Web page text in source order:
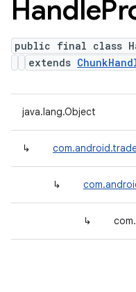
Handle
public final class
extends
java.lang.Object
↳
↳
↳